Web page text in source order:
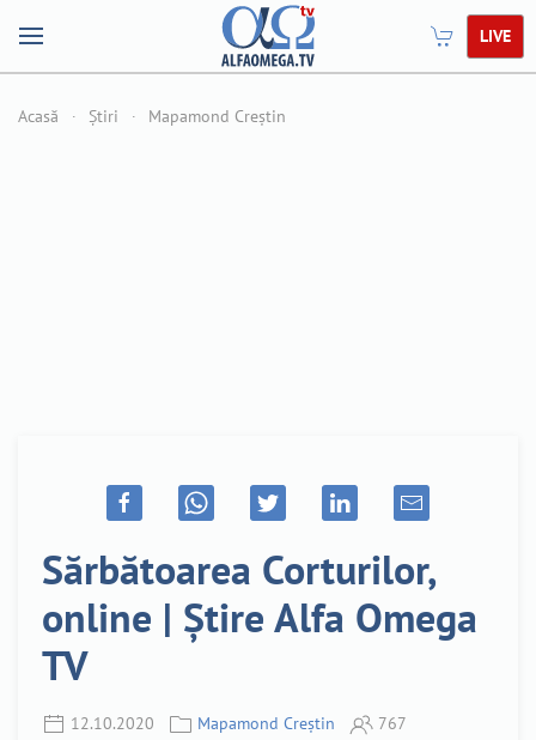
LIVE
Acasă Știri Mapamond Creștin
Sărbătoarea Corturilor,
online | Știre Alfa Omega
TV
12.10.2020 Mapamond Creștin 767